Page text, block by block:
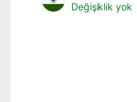
Değişiklik yok